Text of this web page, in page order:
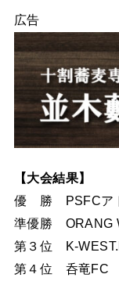
広告
【大会結果】
優 勝 PSFCア
準優勝 ORANG
第３位 K-
第４位 呑竜FC